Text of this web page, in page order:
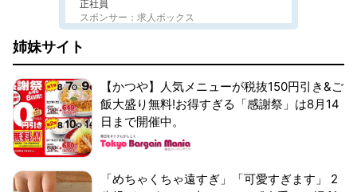
正社員
スポンサー：求人ボックス
姉妹サイト
【かつや】人気メニューが税抜150円引き&ご
飯大盛り無料!お得すぎる「感謝祭」は8月14
日まで開催中。
「めちゃくちゃ遠すぎ」「可愛すぎます」 2